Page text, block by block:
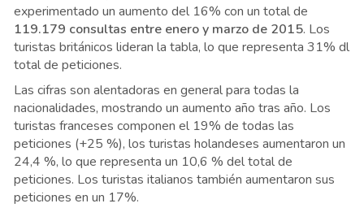
experimentado un aumento del 16% con un total de
119.179 consultas entre enero y marzo de 2015. Los
turistas británicos lideran la tabla, lo que representa 31% dl
total de peticiones.
Las cifras son alentadoras en general para todas la
nacionalidades, mostrando un aumento año tras año. Los
turistas franceses componen el 19% de todas las
peticiones (+25 %), los turistas holandeses aumentaron un
24,4 %, lo que representa un 10,6 % del total de
peticiones. Los turistas italianos también aumentaron sus
peticiones en un 17%.